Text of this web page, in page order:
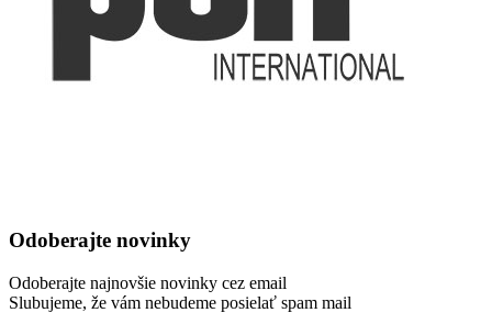
Odoberajte novinky
Odoberajte najnovšie novinky cez email
Slubujeme, že vám nebudeme posielať spam mail